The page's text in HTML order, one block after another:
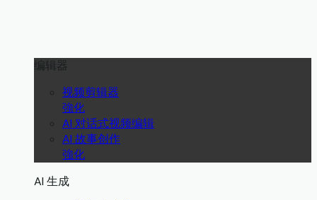
编辑器
视频剪辑器
強化
AI 对话式视频编辑
AI 故事创作
強化
AI 生成